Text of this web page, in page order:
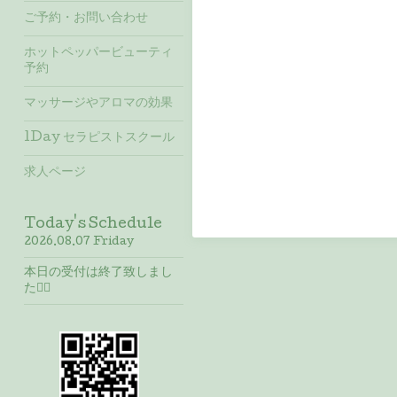
ご予約・お問い合わせ
ホットペッパービューティ
予約
マッサージやアロマの効果
1Day セラピストスクール
求人ページ
Today's Schedule
2026.08.07 Friday
本日の受付は終了致しまし
た🙇‍♀️